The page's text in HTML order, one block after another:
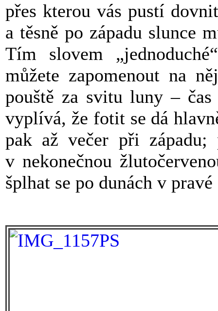
přes kterou vás pustí
a těsně po západu slunce
Tím slovem
můžete zapomenout na
pouště za svitu luny –
vyplívá, že fotit se dá
pak až večer při západu;
v nekonečnou
šplhat se po dunách v